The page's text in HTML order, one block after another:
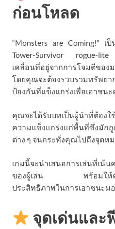
ก่อนโหลด
“Monsters are Coming!” เ
Tower-Survivor rogue-lite
เคลื่อนที่อยู่จากการโจมตีของ
โดยคุณจะต้องรวบรวมทรัพย
ป้องกันที่แข็งแกร่งเพื่อเอาชน
คุณจะได้รับบทเป็นผู้นำที่ต้องใ
ความแข็งแกร่งแก่พื้นที่ซึ่งมัก
ต่าง ๆ จนกระทั่งคุณไปถึงจุดห
เกมนี้จะนำเสนอการเล่นที่เน้
ของผู้เล่น พร้อมให้คุณอั
ประสิทธิภาพในการเอาชนะม
จุดเด่นและ